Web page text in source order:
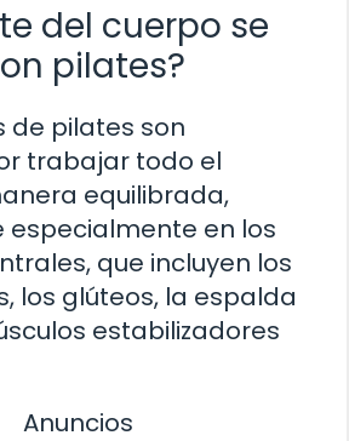
del cuerpo se
pilates?
de pilates son
trabajar todo el
equilibrada,
en los
que incluyen los
los glúteos, la espalda
estabilizadores
Anuncios